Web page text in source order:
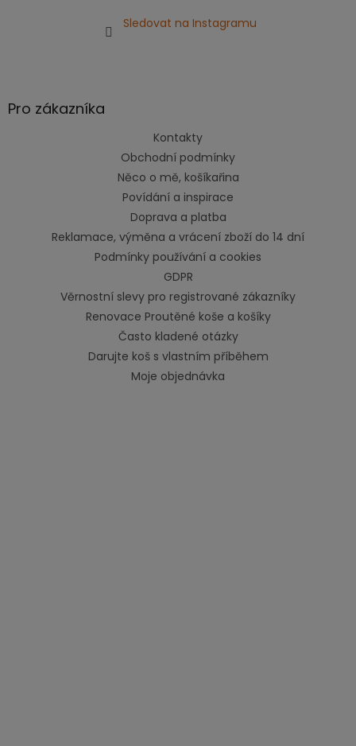
Sledovat na Instagramu
Pro zákazníka
Kontakty
Obchodní podmínky
Něco o mě, košíkařina
Povídání a inspirace
Doprava a platba
Reklamace, výměna a vrácení zboží do 14 dní
Podmínky používání a cookies
GDPR
Věrnostní slevy pro registrované zákazníky
Renovace Proutěné koše a košíky
Často kladené otázky
Darujte koš s vlastním příběhem
Moje objednávka